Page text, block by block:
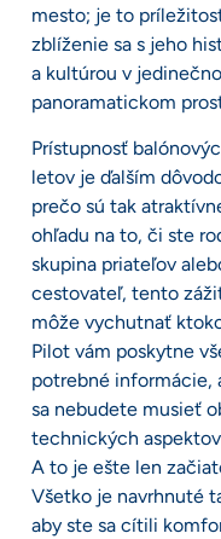
mesto; je to
zblíženie sa s jeho
a kultúrou v
panoramatickom
Prístupnosť
letov je ďalším
prečo sú tak
ohľadu na to, či ste
skupina priateľov
cestovateľ, tento
môže vychutnať
Pilot vám poskytne
potrebné informácie,
sa nebudete musieť
technických
A to je ešte len
Všetko je navrhnuté
aby ste sa cítili